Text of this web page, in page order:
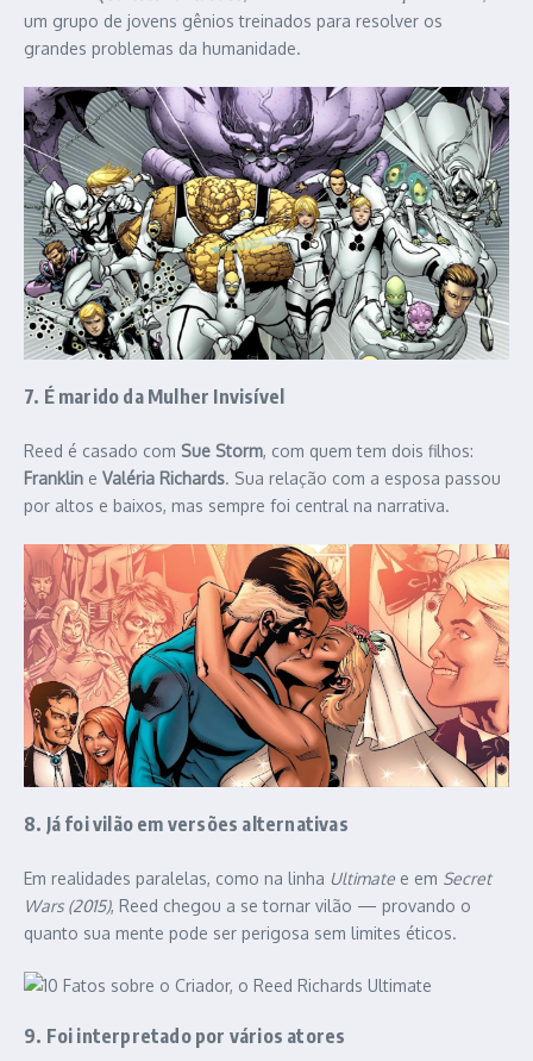
um grupo de jovens gênios treinados para resolver os
grandes problemas da humanidade.
7. É marido da Mulher Invisível
Reed é casado com Sue Storm, com quem tem dois filhos:
Franklin e Valéria Richards. Sua relação com a esposa passou
por altos e baixos, mas sempre foi central na narrativa.
8. Já foi vilão em versões alternativas
Em realidades paralelas, como na linha Ultimate e em Secret
Wars (2015), Reed chegou a se tornar vilão — provando o
quanto sua mente pode ser perigosa sem limites éticos.
9. Foi interpretado por vários atores